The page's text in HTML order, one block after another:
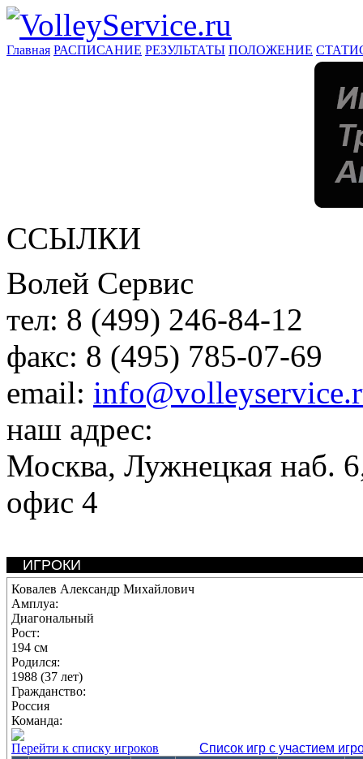
Главная РАСПИСАНИЕ РЕЗУЛЬТАТЫ ПОЛОЖЕНИЕ
ССЫЛКИ
Волей Сервис
тел: 8 (499) 246-84-12
факс: 8 (495) 785-07-69
email:
наш адрес:
Москва, Лужнецкая наб.
офис 4
ИГРОКИ
Ковалев Александр Михайлович
Амплуа:
Диагональный
Рост:
194 см
Родился:
1988 (37 лет)
Гражданство:
Россия
Команда:
Перейти к списку игроков
Список игр с участием